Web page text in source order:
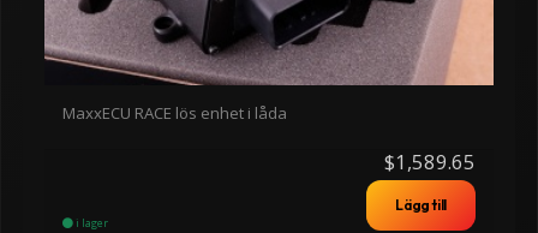
MaxxECU RACE lös enhet i låda
$1,589.65
i lager
Lägg till